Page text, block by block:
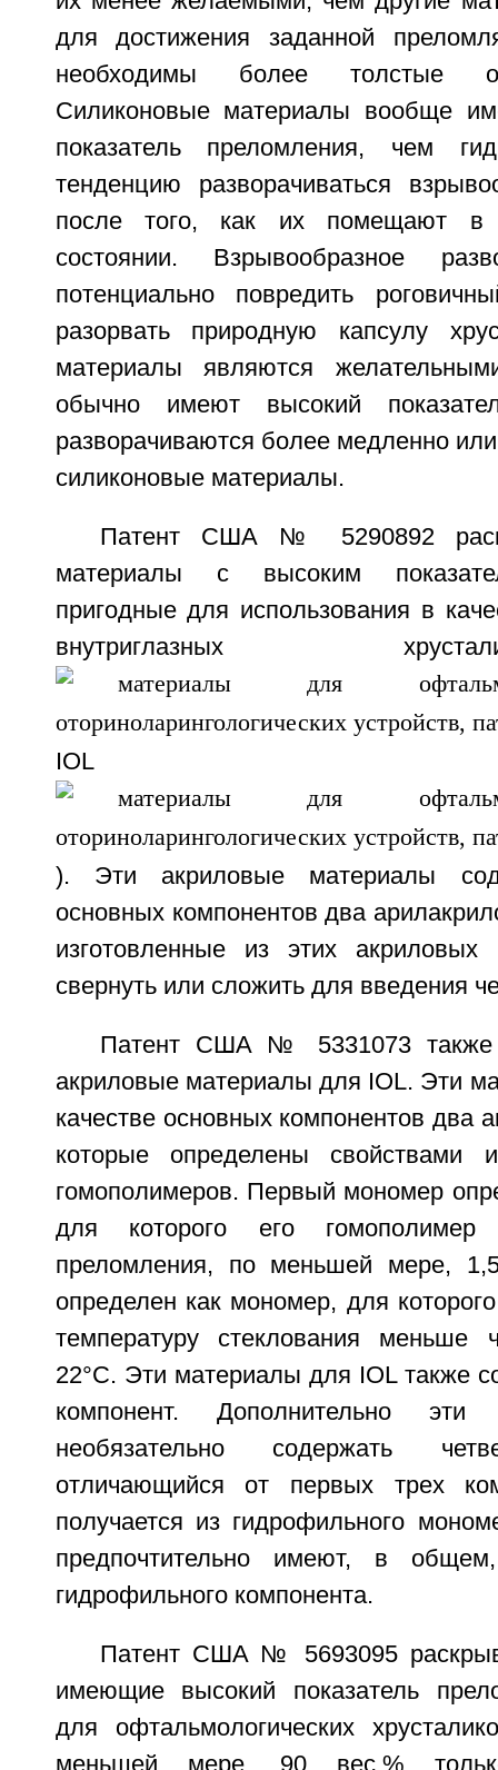
для достижения заданной
необходимы более толстые
Силиконовые материалы вообще
показатель преломления, чем
тенденцию разворачиваться
после того, как их помещают в
состоянии. Взрывообразное
потенциально повредить
разорвать природную капсулу
материалы являются
обычно имеют высокий
разворачиваются более медленно
силиконовые материалы.
Патент США № 5290892
материалы с высоким
пригодные для использования в
внутриглазных
IOL
). Эти акриловые материалы
основных компонентов два
изготовленные из этих
свернуть или сложить для введения
Патент США № 5331073 также
акриловые материалы для IOL. Эти
качестве основных компонентов два
которые определены свойствами
гомополимеров. Первый мономер
для которого его гомополимер
преломления, по меньшей мере,
определен как мономер, для
температуру стеклования меньше
22°С. Эти материалы для IOL также
компонент. Дополнительно эти
необязательно содержать
отличающийся от первых трех
получается из гидрофильного
предпочтительно имеют, в
гидрофильного компонента.
Патент США № 5693095
имеющие высокий показатель
для офтальмологических